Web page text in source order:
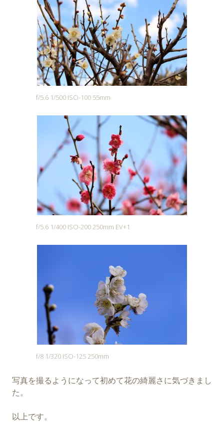
f/5.6 1/500 ISO-100 55mm
f/5.6 1/400 ISO-200 250mm EV+1
f/8 1/320 ISO-125 250mm
写真を撮るようになって初めて花の綺麗さに気づきまし
た。
以上です。